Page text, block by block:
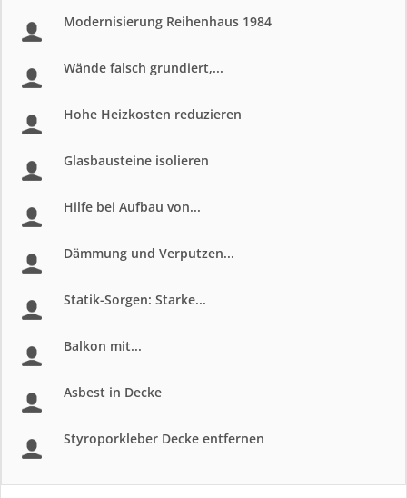
Modernisierung Reihenhaus 1984
Wände falsch grundiert,...
Hohe Heizkosten reduzieren
Glasbausteine isolieren
Hilfe bei Aufbau von...
Dämmung und Verputzen...
Statik-Sorgen: Starke...
Balkon mit...
Asbest in Decke
Styroporkleber Decke entfernen